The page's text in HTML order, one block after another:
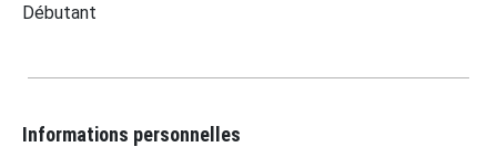
Débutant
Informations personnelles